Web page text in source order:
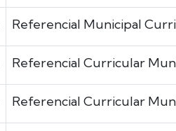
Referencial Municipal
Referencial Curricular
Referencial Curricular